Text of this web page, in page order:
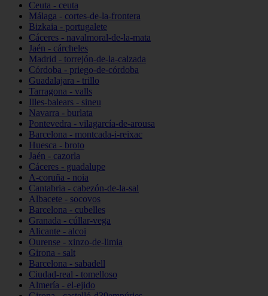
Ceuta - ceuta
Málaga - cortes-de-la-frontera
Bizkaia - portugalete
Cáceres - navalmoral-de-la-mata
Jaén - cárcheles
Madrid - torrejón-de-la-calzada
Córdoba - priego-de-córdoba
Guadalajara - trillo
Tarragona - valls
Illes-balears - sineu
Navarra - burlata
Pontevedra - vilagarcía-de-arousa
Barcelona - montcada-i-reixac
Huesca - broto
Jaén - cazorla
Cáceres - guadalupe
A-coruña - noia
Cantabria - cabezón-de-la-sal
Albacete - socovos
Barcelona - cubelles
Granada - cúllar-vega
Alicante - alcoi
Ourense - xinzo-de-limia
Girona - salt
Barcelona - sabadell
Ciudad-real - tomelloso
Almería - el-ejido